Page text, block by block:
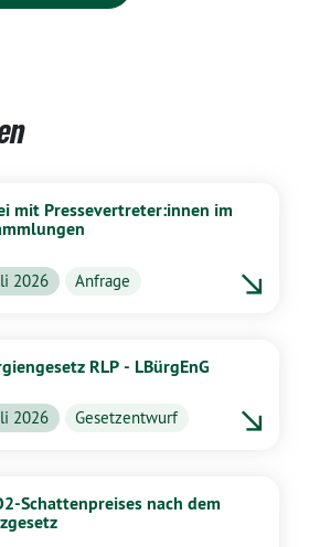
mit Pressevertreter:innen im
2026 Anfrage
RLP - LBürgEnG
2026 Gesetzentwurf
Schattenpreises nach dem